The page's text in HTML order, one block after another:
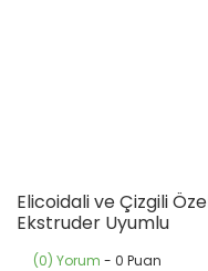
Elicoidali ve Çizgili
Ekstruder Uyumlu
(0) Yorum - 0 Puan